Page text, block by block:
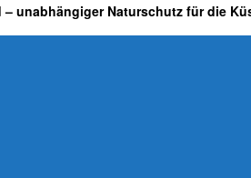
– unabhängiger Naturschutz für die